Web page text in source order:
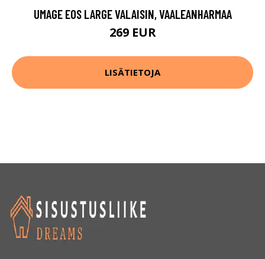
UMAGE EOS LARGE VALAISIN, VAALEANHARMAA
269 EUR
LISÄTIETOJA